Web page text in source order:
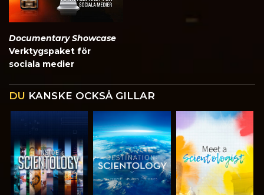
Documentary Showcase
Verktygspaket för
sociala medier
DU KANSKE OCKSÅ GILLAR